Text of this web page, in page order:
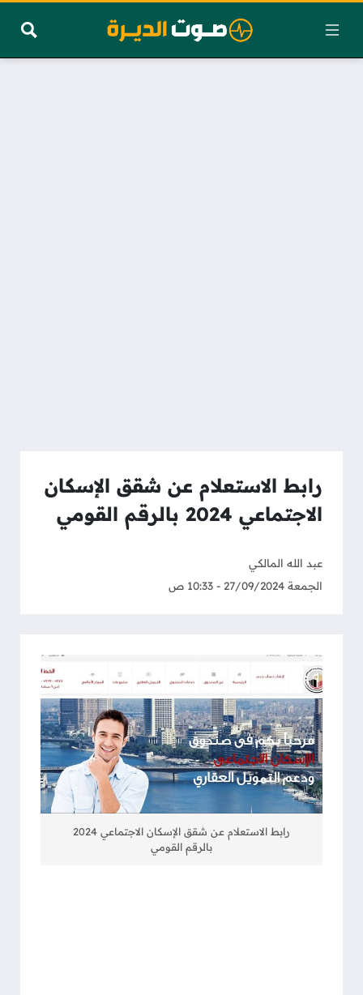
رابط الاستعلام عن شقق الإسكان
الاجتماعي 2024 بالرقم القومي
عبد الله المالكي
الجمعة 27/09/2024 - 10:33 ص
رابط الاستعلام عن شقق الإسكان الاجتماعي 2024
بالرقم القومي